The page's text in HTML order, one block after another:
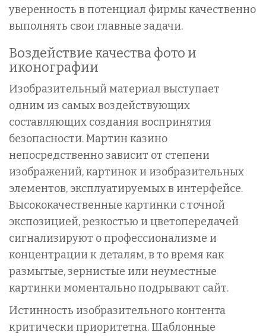
уверенность в потенциал фирмы качественно
выполнять свои главные задачи.
Воздействие качества фото и
иконографии
Изобразительный материал выступает
одним из самых воздействующих
составляющих создания воспринятия
безопасности. Мартин казино
непосредственно зависит от степени
изображений, картинок и изобразительных
элементов, эксплуатируемых в интерфейсе.
Высококачественные картинки с точной
экспозицией, резкостью и цветопередачей
сигнализируют о профессионализме и
концентрации к деталям, в то время как
размытые, зернистые или неуместные
картинки моментально подрывают сайт.
Истинность изобразительного контента
критически приоритетна. Шаблонные